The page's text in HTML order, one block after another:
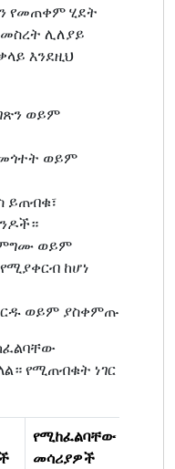
የመጠቀም ሂደት
ሊለያይ
እንደዚህ
ወይም
ወይም
ይጠብቁ፣
ወይም
ከሆነ
ወይም ያስቀምጡ
የሚጠብቁት ነገር
የሚከፈልባቸው
መሳሪያዎች